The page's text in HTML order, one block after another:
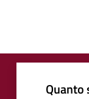
Quanto